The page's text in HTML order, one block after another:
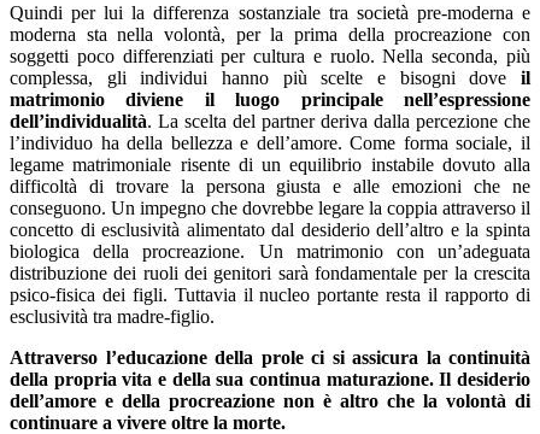
Quindi per lui la differenza sostanziale tra società pre-moderna e
moderna sta nella volontà, per la prima della procreazione con
soggetti poco differenziati per cultura e ruolo. Nella seconda, più
complessa, gli individui hanno più scelte e bisogni dove il
matrimonio diviene il luogo principale nell’espressione
dell’individualità. La scelta del partner deriva dalla percezione che
l’individuo ha della bellezza e dell’amore. Come forma sociale, il
legame matrimoniale risente di un equilibrio instabile dovuto alla
difficoltà di trovare la persona giusta e alle emozioni che ne
conseguono. Un impegno che dovrebbe legare la coppia attraverso il
concetto di esclusività alimentato dal desiderio dell’altro e la spinta
biologica della procreazione. Un matrimonio con un’adeguata
distribuzione dei ruoli dei genitori sarà fondamentale per la crescita
psico-fisica dei figli. Tuttavia il nucleo portante resta il rapporto di
esclusività tra madre-figlio.
Attraverso l’educazione della prole ci si assicura la continuità
della propria vita e della sua continua maturazione. Il desiderio
dell’amore e della procreazione non è altro che la volontà di
continuare a vivere oltre la morte.